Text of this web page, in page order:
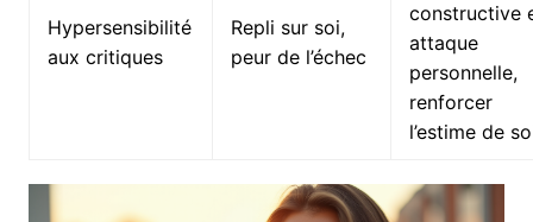
Hypersensibilité
aux critiques
Repli sur soi,
peur de l’échec
constructive
attaque
personnelle,
renforcer
l’estime de